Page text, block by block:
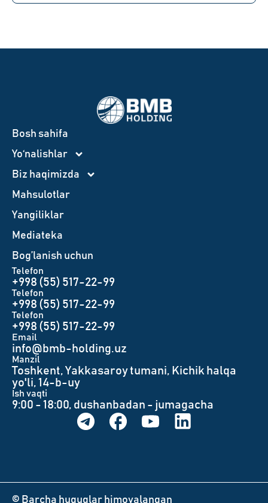
Bosh sahifa
Yo‘nalishlar
Biz haqimizda
Mahsulotlar
Yangiliklar
Mediateka
Bog’lanish uchun
Telefon
+998 (55) 517-22-99
Telefon
+998 (55) 517-22-99
Telefon
+998 (55) 517-22-99
Email
info@bmb-holding.uz​
Manzil
Toshkent, Yakkasaroy tumani, Kichik halqa
yo'li, 14-b-uy
Ish vaqti
9:00 - 18:00, dushanbadan - jumagacha
© Barcha huquqlar himoyalangan